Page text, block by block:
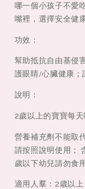
兒
童
他
命
C
含
鋅
糖
60
粒
兒
童
命
C
含
糖
60
粒
哪一個小孩子不愛
嘴裡，選擇安全健
功效：
幫助抵抗自由基侵
護眼睛/心臟健康；
說明：
2歲以上的寶寶每
營養補充劑不能取
請按照說明使用；
歲以下幼兒請勿食用
適用人羣：2歳以上